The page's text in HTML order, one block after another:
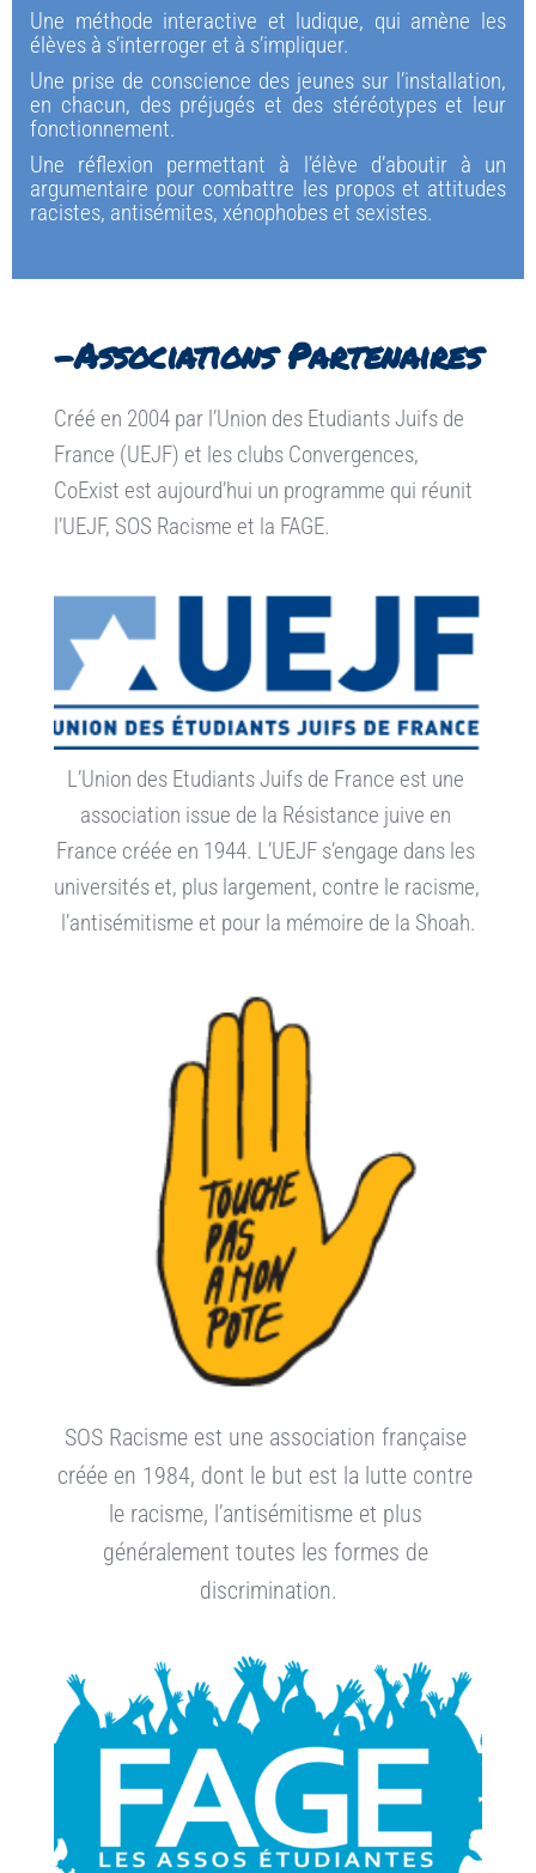
Une méthode interactive et ludique, qui amène les
élèves à s‘interroger et à s’impliquer.
Une prise de conscience des jeunes sur l’installation,
en chacun, des préjugés et des stéréotypes et leur
fonctionnement.
Une réflexion permettant à l’élève d’aboutir à un
argumentaire pour combattre les propos et attitudes
racistes, antisémites, xénophobes et sexistes.
-Associations Partenaires
Créé en 2004 par l’Union des Etudiants Juifs de
France (UEJF) et les clubs Convergences,
CoExist est aujourd’hui un programme qui réunit
l’UEJF, SOS Racisme et la FAGE.
L’Union des Etudiants Juifs de France est une
association issue de la Résistance juive en
France créée en 1944. L’UEJF s’engage dans les
universités et, plus largement, contre le racisme,
l’antisémitisme et pour la mémoire de la Shoah.
SOS Racisme est une association française
créée en 1984, dont le but est la lutte contre
le racisme, l’antisémitisme et plus
généralement toutes les formes de
discrimination.